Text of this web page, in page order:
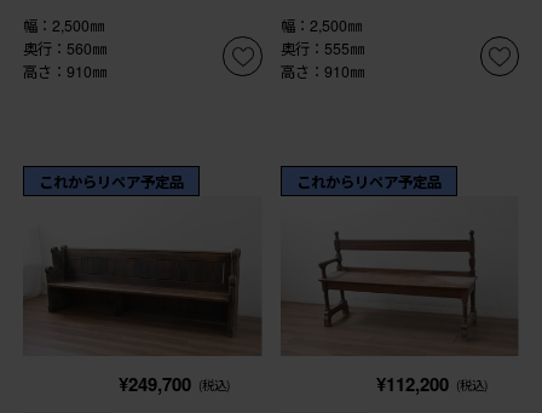
幅：2,500㎜
奥行：560㎜
高さ：910㎜
幅：2,500㎜
奥行：555㎜
高さ：910㎜
これからリペア予定品
¥249,700 (税込)
これからリペア予定品
¥112,200 (税込)